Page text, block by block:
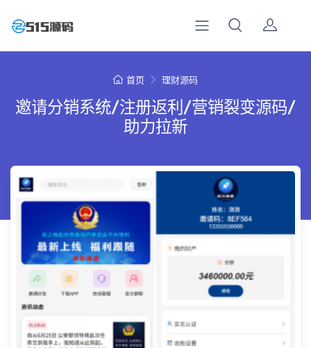
首页 理财源码
邀请分销系统/注册返利/营销裂变源码/
助力拉新